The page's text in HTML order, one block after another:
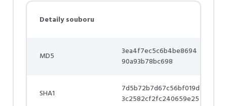
Detaily souboru
MD5
3ea4f7ec5c6b4be8694
90a93b78bc698
SHA1
7d5b72b7d67c56bf019d
3c2582cf2fc240659e25